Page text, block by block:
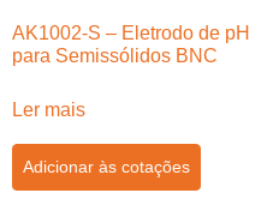
AK1002-S – Eletrodo de pH
para Semissólidos BNC
Ler mais
Adicionar às cotações